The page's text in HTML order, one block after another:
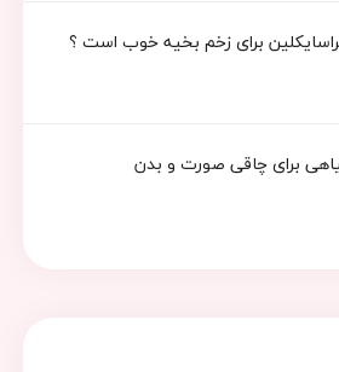
برای زخم بخیه خوب است ؟
برای چاقی صورت و بدن